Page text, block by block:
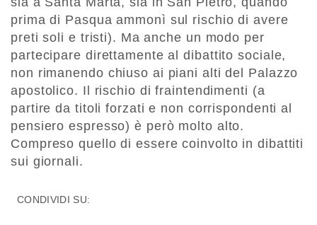
prima di Pasqua ammonì sul rischio di avere
preti soli e tristi). Ma anche un modo per
partecipare direttamente al dibattito sociale,
non rimanendo chiuso ai piani alti del Palazzo
apostolico. Il rischio di fraintendimenti (a
partire da titoli forzati e non corrispondenti al
pensiero espresso) è però molto alto.
Compreso quello di essere coinvolto in dibattiti
sui giornali.
CONDIVIDI SU: